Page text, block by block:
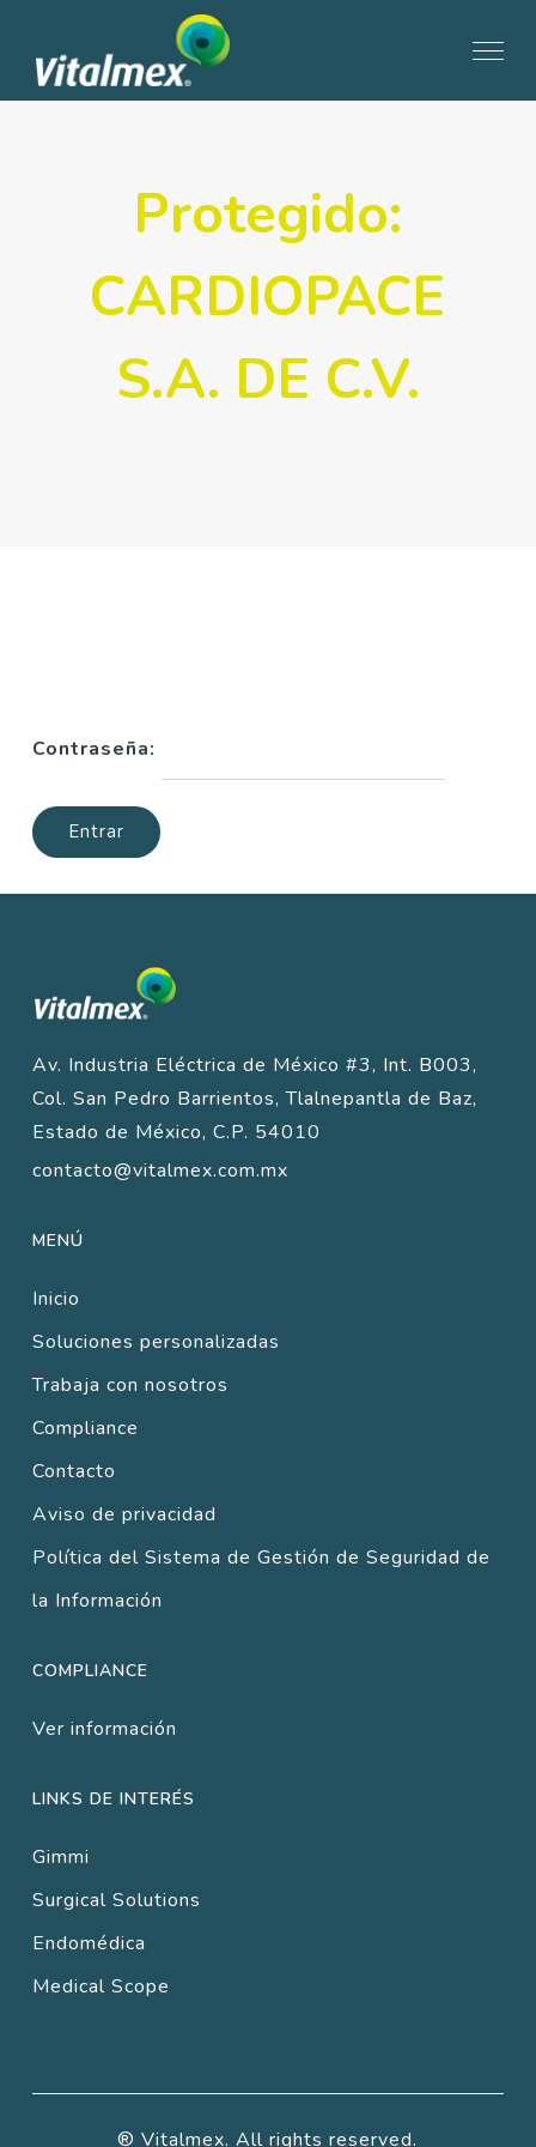
Protegido:
CARDIOPACE
S.A. DE C.V.
Contraseña:
Av. Industria Eléctrica de México #3, Int. B003,
Col. San Pedro Barrientos, Tlalnepantla de Baz,
Estado de México, C.P. 54010
contacto@vitalmex.com.mx
MENÚ
Inicio
Soluciones personalizadas
Trabaja con nosotros
Compliance
Contacto
Aviso de privacidad
Política del Sistema de Gestión de Seguridad de
la Información
COMPLIANCE
Ver información
LINKS DE INTERÉS
Gimmi
Surgical Solutions
Endomédica
Medical Scope
® Vitalmex. All rights reserved.